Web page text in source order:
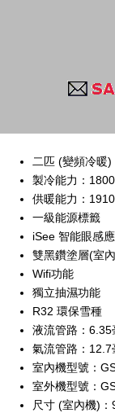
二匹 (變頻冷暖)
製冷能力：
供暖能力：
一級能源標籤
iSee 智能眼感
雙黑鑽塗層(室
Wifi功能
獨立抽濕功能
R32 環保雪種
液流管路：
氣流管路：
室內機型號：
室外機型號：
尺寸 (室內機)